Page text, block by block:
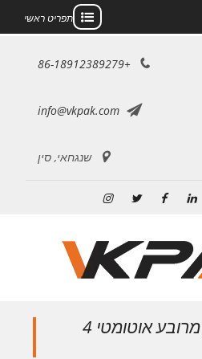
תפריט ראשי
+86-18912389279
info@vkpak.com
שנגחאי, סין
מכונת תיוג בקבוק מרובע אוטומטי 4